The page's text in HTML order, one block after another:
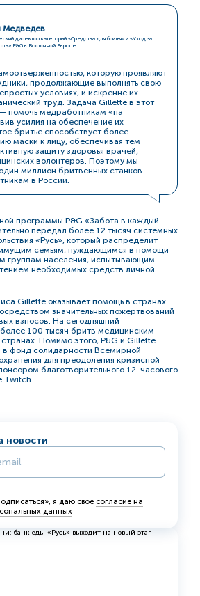
которую проявляют
продолжающие выполнять свою
условиях, и искренне их
труд. Задача Gillette в этот
помочь медработникам «на
усилия на обеспечение их
бритье способствует более
маски к лицу, обеспечивая тем
защиту здоровья врачей,
волонтеров. Поэтому мы
миллион бритвенных станков
в России.
Медведев
директор категорий «Средства для бритья» и «Уход за
P&G в Восточной Европе
программы P&G «Забота в каждый
передал более 12 тысяч системных
«Русь», который распределит
семьям, нуждающимся в помощи
группам населения, испытывающим
необходимых средств личной
Gillette оказывает помощь в странах
значительных пожертвований
взносов. На сегодняшний
100 тысяч бритв медицинским
Помимо этого, P&G и Gillette
фонд солидарности Всемирной
для преодоления кризисной
благотворительного 12-часового
Twitch.
новости
я даю свое согласие на
данных